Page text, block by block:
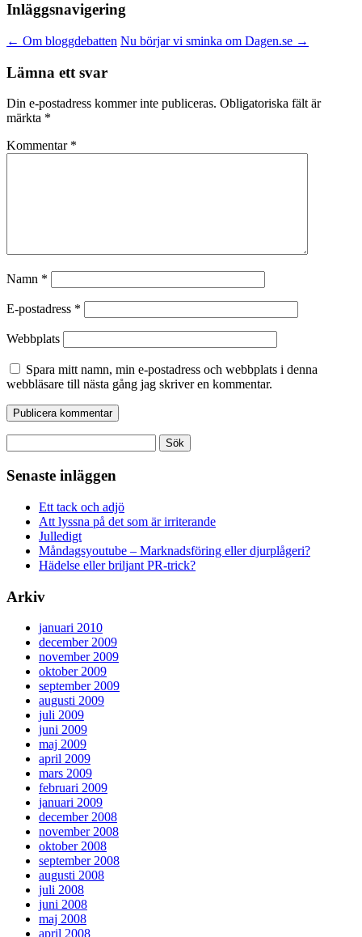
Inläggsnavigering
← Om bloggdebatten Nu börjar vi sminka om Dagen.se →
Lämna ett svar
Din e-postadress kommer inte publiceras. Obligatoriska fält är
märkta *
Kommentar *
Namn *
E-postadress *
Webbplats
Spara mitt namn, min e-postadress och webbplats i denna
webbläsare till nästa gång jag skriver en kommentar.
efter:
Senaste inläggen
Ett tack och adjö
Att lyssna på det som är irriterande
Julledigt
Måndagsyoutube – Marknadsföring eller djurplågeri?
Hädelse eller briljant PR-trick?
Arkiv
januari 2010
december 2009
november 2009
oktober 2009
september 2009
augusti 2009
juli 2009
juni 2009
maj 2009
april 2009
mars 2009
februari 2009
januari 2009
december 2008
november 2008
oktober 2008
september 2008
augusti 2008
juli 2008
juni 2008
maj 2008
april 2008